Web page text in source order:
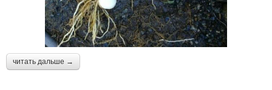
читать дальше →